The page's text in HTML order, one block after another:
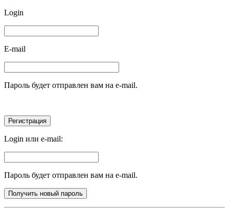
Login
E-mail
Пароль будет отправлен вам на e-mail.
Login или e-mail:
Пароль будет отправлен вам на e-mail.